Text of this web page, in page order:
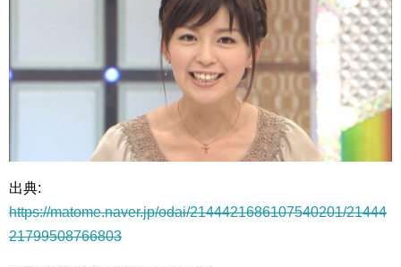
出典:
https://matome.naver.jp/odai/2144421686107540201/21444
21799508766803